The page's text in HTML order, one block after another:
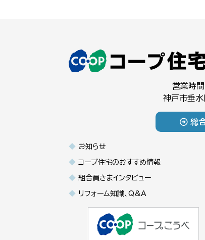
営業時
神戸市垂
総
お知らせ
コープ住宅のおすすめ情報
組合員さまインタビュー
リフォーム知識、Q&A